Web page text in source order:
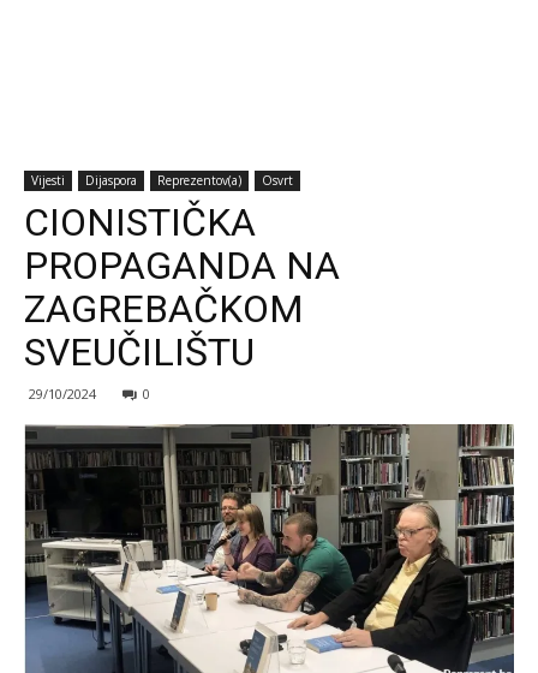
Vijesti Dijaspora Reprezentov(a) Osvrt
CIONISTIČKA
PROPAGANDA NA
ZAGREBAČKOM
SVEUČILIŠTU
29/10/2024 0